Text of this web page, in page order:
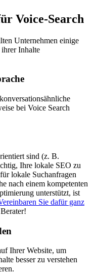
Voice-Search
Unternehmen einige
Inhalte
bei Voice Search
sind (z. B.
Ihre lokale SEO zu
lokale Suchanfragen
nach einem kompetenten
unterstützt, ist
Sie dafür ganz
Ihrer Website, um
besser zu verstehen